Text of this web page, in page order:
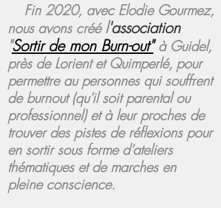
Fin 2020, avec Elodie Gourmez,
nous avons créél'association
"Sortir de mon Burn-out" à Guidel,
près de Lorient et Quimperlé, pour
permettre au personnes quisouffrent
de burnout (qu'il soit parental ou
professionnel) et à leur proches de
trouver des pistes de réflexions pour
en sortir sous forme d'ateliers
thématiques et de marches en
pleine conscience.